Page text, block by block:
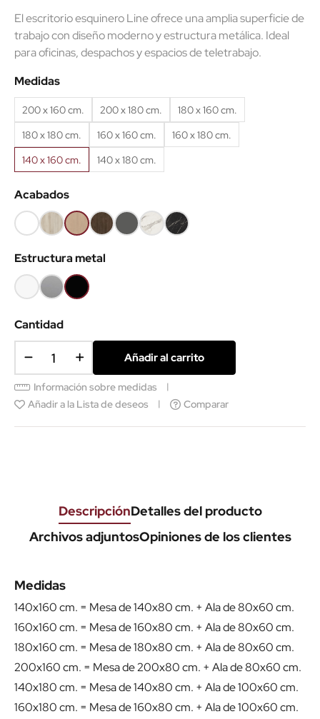
El escritorio esquinero Line ofrece una amplia superficie de
trabajo con diseño moderno y estructura metálica. Ideal
para oficinas, despachos y espacios de teletrabajo.
Medidas
200 x 160 cm. 200 x 180 cm.
180 x 160 cm.
180 x 180 cm.
160 x 160 cm.
160 x 180 cm.
140 x 160 cm.
140 x 180 cm.
Acabados
Blanco
68
Haya
52
Roble
60
Castaño
53
Gris
grafito
Mármol
blanco
Mármol
negro
Estructura metal
BlancoGris
aluminio
Negro
Cantidad
Añadir al carrito
Información sobre medidas
Añadir a la Lista de deseos
Comparar
DescripciónDetalles del producto
Archivos adjuntosOpiniones de los clientes
Medidas
140x160 cm. = Mesa de 140x80 cm. + Ala de 80x60 cm.
160x160 cm. = Mesa de 160x80 cm. + Ala de 80x60 cm.
180x160 cm. = Mesa de 180x80 cm. + Ala de 80x60 cm.
200x160 cm. = Mesa de 200x80 cm. + Ala de 80x60 cm.
140x180 cm. = Mesa de 140x80 cm. + Ala de 100x60 cm.
160x180 cm. = Mesa de 160x80 cm. + Ala de 100x60 cm.